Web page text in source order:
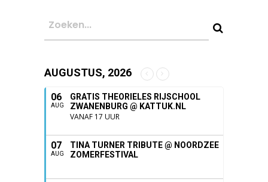
AUGUSTUS, 2026
06
AUG
GRATIS THEORIELES RIJSCHOOL
ZWANENBURG @ KATTUK.NL
VANAF 17 UUR
07
AUG
TINA TURNER TRIBUTE @ NOORDZEE
ZOMERFESTIVAL